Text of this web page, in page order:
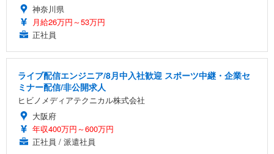
神奈川県
月給26万円～53万円
正社員
ライブ配信エンジニア/8月中入社歓迎 スポーツ中継・企業セ
ミナー配信/非公開求人
ヒビノメディアテクニカル株式会社
大阪府
年収400万円～600万円
正社員 / 派遣社員